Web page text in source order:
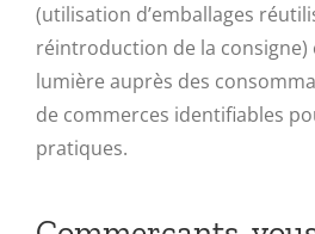
(utilisation d’emballages
réintroduction de la consigne)
lumière auprès des
de commerces identifiables
pratiques.